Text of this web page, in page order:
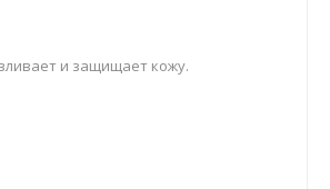
и защищает кожу.